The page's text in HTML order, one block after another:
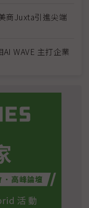
商Juxta引進尖端
WAVE 主打企業